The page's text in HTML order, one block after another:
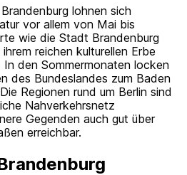
lohnen sich
vor allem von Mai bis
wie die Stadt Brandenburg
reichen kulturellen Erbe
den Sommermonaten locken
des Bundeslandes zum Baden
Regionen rund um Berlin sind
Nahverkehrsnetz
Gegenden auch gut über
erreichbar.